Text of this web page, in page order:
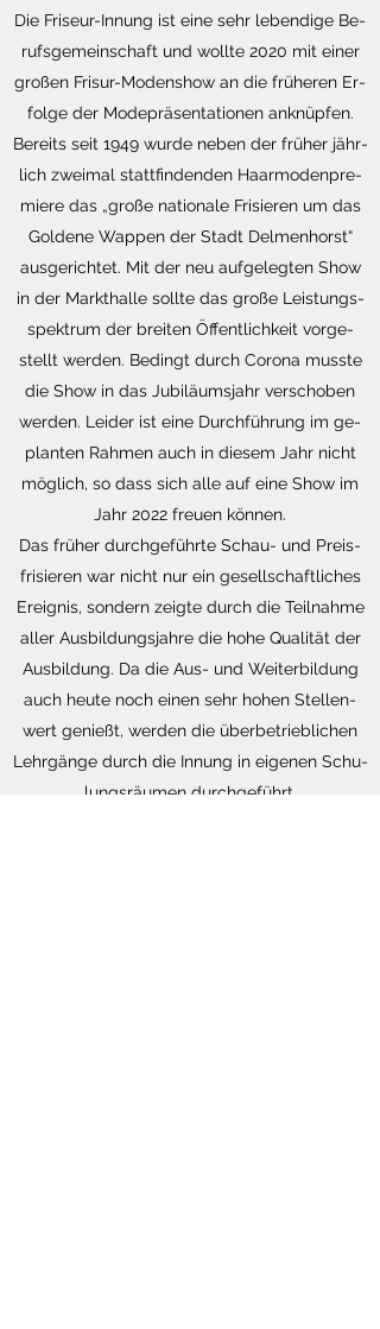
Die Fri­seur-In­nung ist eine sehr le­ben­di­ge Be­
rufs­ge­mein­schaft und woll­te 2020 mit einer
gro­ßen Fri­sur-Mo­den­show an die frü­he­ren Er­
fol­ge der Mo­de­prä­sen­ta­tio­nen an­knüp­fen.
Be­reits seit 1949 wurde neben der frü­her jähr­
lich zwei­mal statt­fin­den­den Haar­mo­den­pre­
mie­re das „große na­tio­na­le Fri­sie­ren um das
Gol­de­ne Wap­pen der Stadt Del­men­horst“
aus­ge­rich­tet. Mit der neu auf­ge­leg­ten Show
in der Markt­hal­le soll­te das große Leis­tungs­
spek­trum der brei­ten Öf­fent­lich­keit vor­ge­
stellt wer­den. Be­dingt durch Co­ro­na muss­te
die Show in das Ju­bi­lä­ums­jahr ver­scho­ben
wer­den. Lei­der ist eine Durch­füh­rung im ge­
plan­ten Rah­men auch in die­sem Jahr nicht
mög­lich, so dass sich alle auf eine Show im
Jahr 2022 freu­en kön­nen.
Das frü­her durch­ge­führ­te Schau- und Preis­
fri­sie­ren war nicht nur ein ge­sell­schaft­li­ches
Er­eig­nis, son­dern zeig­te durch die Teil­nah­me
aller Aus­bil­dungs­jah­re die hohe Qua­li­tät der
Aus­bil­dung. Da die Aus- und Wei­ter­bil­dung
auch heute noch einen sehr hohen Stel­len­
wert ge­nießt, wer­den die über­be­trieb­li­chen
Lehr­gän­ge durch die In­nung in ei­ge­nen Schu­
lungs­räu­men durch­ge­führt.